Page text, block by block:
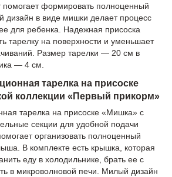
формировать полноценный
в виде мишки делает процесс
для ребенка. Надежная присоска
тарелку на поверхности и уменьшает
Размер тарелки — 20 см в
— 4 см.
тарелка на присоске
коллекции «Первый прикорм»
тарелка на присоске «Мишка» с
секции для удобной подачи
организовать полноценный
В комплекте есть крышка, которая
еду в холодильнике, брать ее с
в микроволновой печи. Милый дизайн